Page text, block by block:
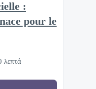
:
pour le
λεπτά